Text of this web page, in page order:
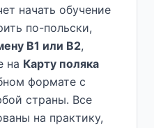
начать обучение
по-польски,
B1 или B2,
на Карту поляка
формате с
страны. Все
на практику,